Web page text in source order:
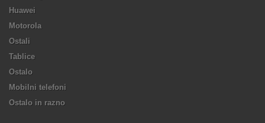
Huawei
Motorola
Ostali
Tablice
Ostalo
Mobilni telefoni
Ostalo in razno